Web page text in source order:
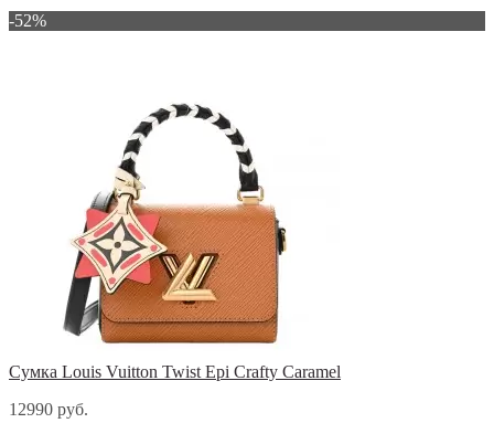
-52%
Сумка Louis Vuitton Twist Epi Crafty Caramel
12990 руб.